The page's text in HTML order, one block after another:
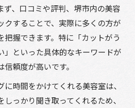
ず、口コミや評判、堺市内の美容
クすることで、実際に多くの方が
把握できます。特に「カットがう
」といった具体的なキーワードが
頼度が高いです。
に時間をかけてくれる美容室は、
っかり聞き取ってくれるため、